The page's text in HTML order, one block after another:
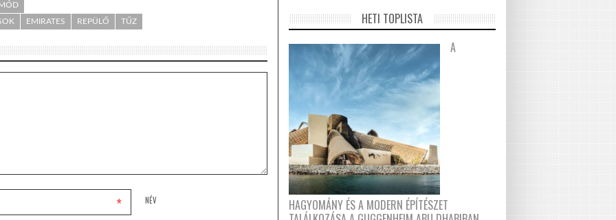
EMIRATES REPÜLŐ TŰZ
NÉV
*
HETI TOPLISTA
A
HAGYOMÁNY ÉS A MODERN ÉPÍTÉSZET